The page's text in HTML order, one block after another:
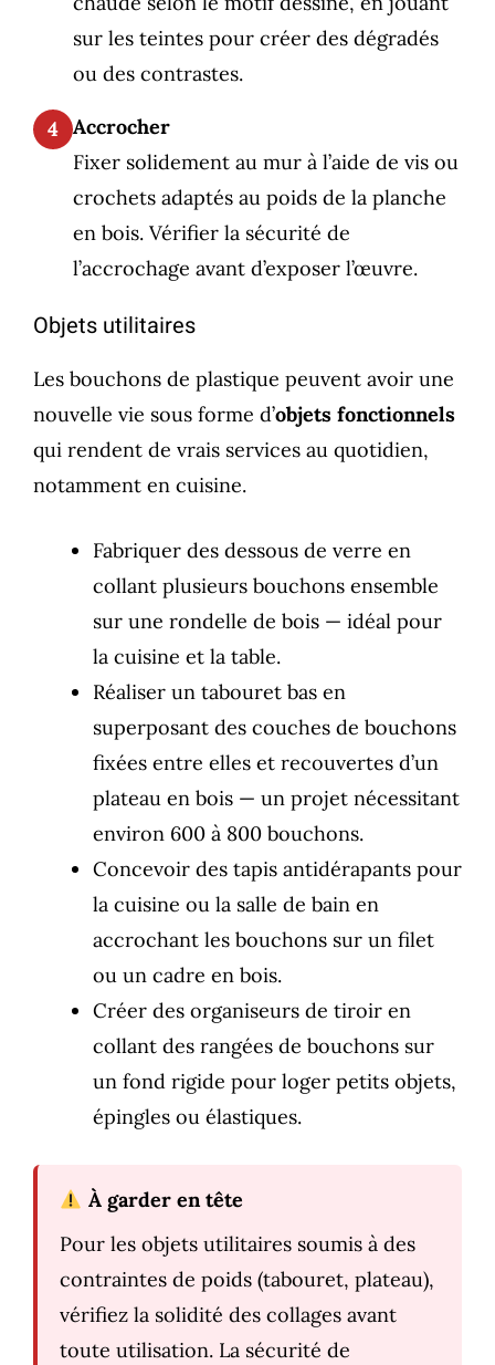
sur les teintes pour créer des dégradés
ou des contrastes.
4 Accrocher
Fixer solidement au mur à l’aide de vis ou
crochets adaptés au poids de la planche
en bois. Vérifier la sécurité de
l’accrochage avant d’exposer l’œuvre.
Objets utilitaires
Les bouchons de plastique peuvent avoir une
nouvelle vie sous forme d’objets fonctionnels
qui rendent de vrais services au quotidien,
notamment en cuisine.
Fabriquer des dessous de verre en
collant plusieurs bouchons ensemble
sur une rondelle de bois — idéal pour
la cuisine et la table.
Réaliser un tabouret bas en
superposant des couches de bouchons
fixées entre elles et recouvertes d’un
plateau en bois — un projet nécessitant
environ 600 à 800 bouchons.
Concevoir des tapis antidérapants pour
la cuisine ou la salle de bain en
accrochant les bouchons sur un filet
ou un cadre en bois.
Créer des organiseurs de tiroir en
collant des rangées de bouchons sur
un fond rigide pour loger petits objets,
épingles ou élastiques.
À garder en tête
Pour les objets utilitaires soumis à des
contraintes de poids (tabouret, plateau),
vérifiez la solidité des collages avant
toute utilisation. La sécurité de